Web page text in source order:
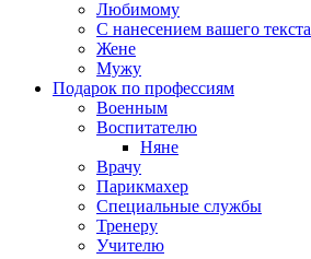
Любимому
С нанесением вашего текста
Жене
Мужу
Подарок по профессиям
Военным
Воспитателю
Няне
Врачу
Парикмахер
Специальные службы
Тренеру
Учителю